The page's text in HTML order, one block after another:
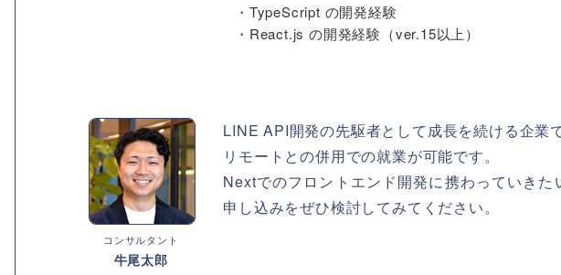
・TypeScript の開発経験
・React.js の開発経験（ver.15以上）
コンサルタント
牛尾太郎
LINE API開発の先駆者として成長を続ける企業で
リモートとの併用での就業が可能です。
Nextでのフロントエンド開発に携わっていき
申し込みをぜひ検討してみてください。